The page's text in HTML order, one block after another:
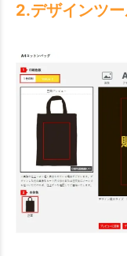
2.デザインツ